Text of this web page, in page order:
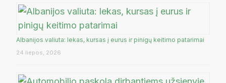
Albanijos valiuta: lekas, kursas į eurus ir pinigų keitimo patarimai
24 liepos, 2026